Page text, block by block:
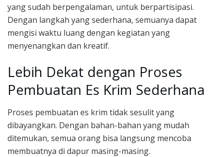
yang sudah berpengalaman, untuk berpartisipasi.
Dengan langkah yang sederhana, semuanya dapat
mengisi waktu luang dengan kegiatan yang
menyenangkan dan kreatif.
Lebih Dekat dengan Proses
Pembuatan Es Krim Sederhana
Proses pembuatan es krim tidak sesulit yang
dibayangkan. Dengan bahan-bahan yang mudah
ditemukan, semua orang bisa langsung mencoba
membuatnya di dapur masing-masing.